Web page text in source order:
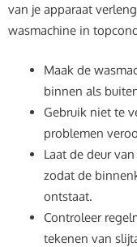
van je apparaat
wasmachine in
Maak de
binnen als
Gebruik niet te
problemen
Laat de deur
zodat de
ontstaat.
Controleer
tekenen van